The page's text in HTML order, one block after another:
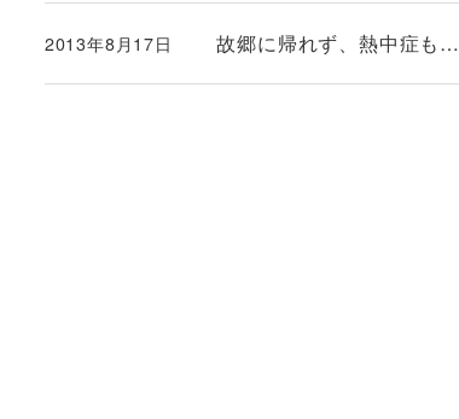
故郷に帰れず、熱中症も
投稿日
2013年8月17日